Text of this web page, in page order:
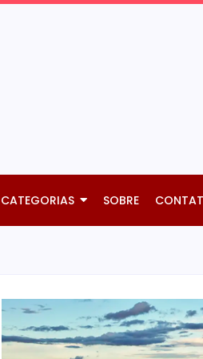
CATEGORIAS SOBRE